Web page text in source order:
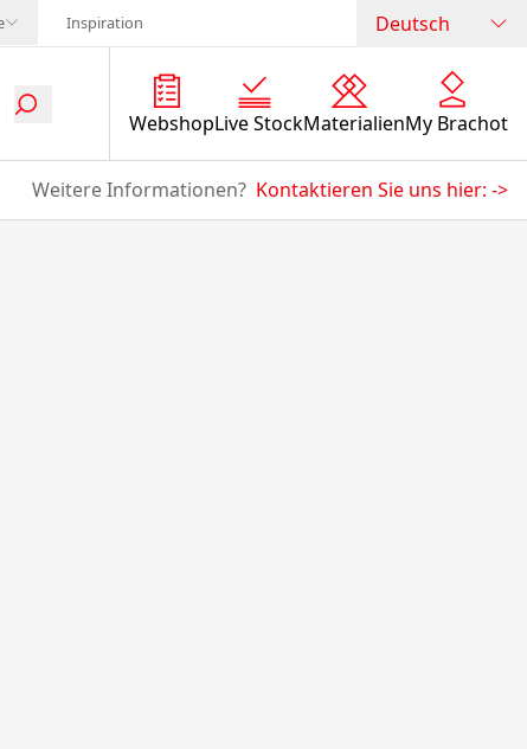
Inspiration Deutsch
WebshopLive StockMaterialienMy Brachot
Weitere Informationen? Kontaktieren Sie uns hier: ->